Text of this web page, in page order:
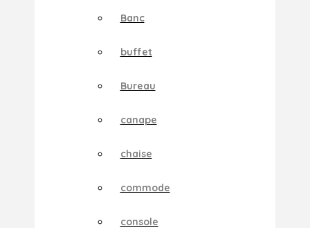
Banc
buffet
Bureau
canape
chaise
commode
console